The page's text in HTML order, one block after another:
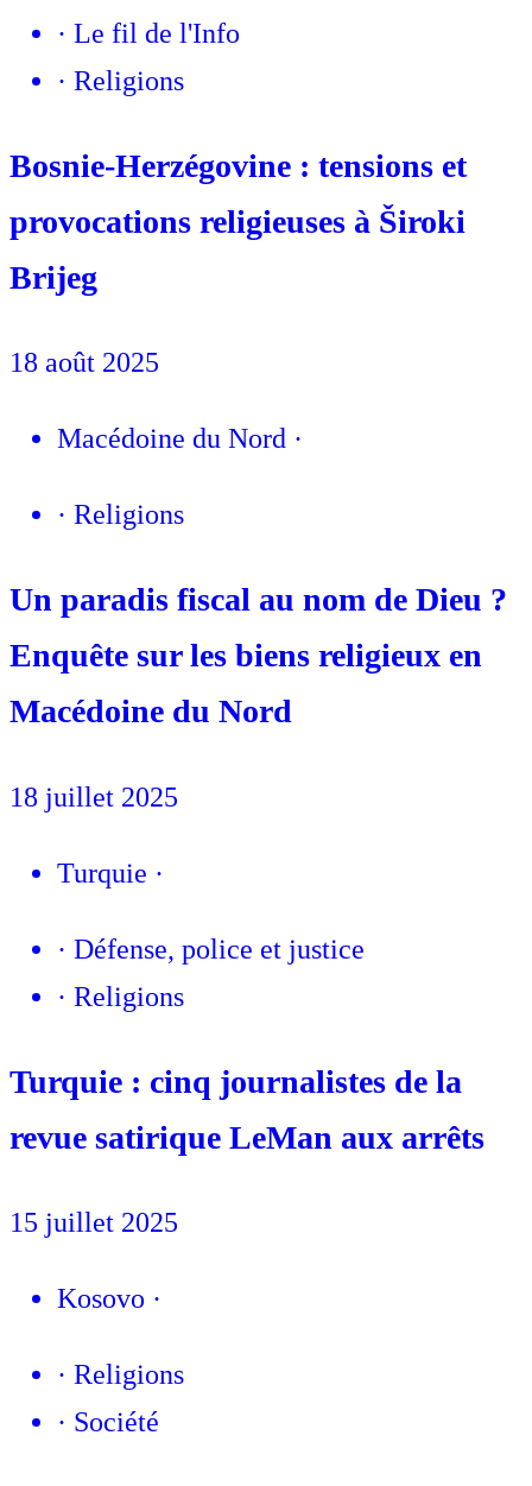
· Le fil de l'Info
· Religions
Bosnie-Herzégovine : tensions et
provocations religieuses à Široki
Brijeg
18 août 2025
Macédoine du Nord ·
· Religions
Un paradis fiscal au nom de Dieu ?
Enquête sur les biens religieux en
Macédoine du Nord
18 juillet 2025
Turquie ·
· Défense, police et justice
· Religions
Turquie : cinq journalistes de la
revue satirique LeMan aux arrêts
15 juillet 2025
Kosovo ·
· Religions
· Société